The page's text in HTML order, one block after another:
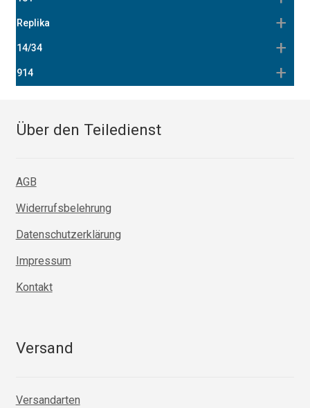
Replika
14/34
914
Über den Teiledienst
AGB
Widerrufsbelehrung
Datenschutzerklärung
Impressum
Kontakt
Versand
Versandarten